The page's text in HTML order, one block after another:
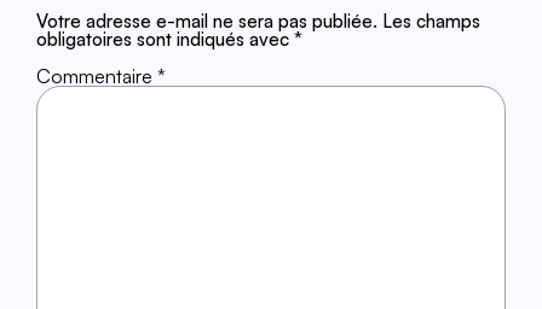
Votre adresse e-mail ne sera pas publiée. Les champs
obligatoires sont indiqués avec *
Commentaire *